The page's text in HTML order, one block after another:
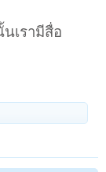
เรามีสื่อ